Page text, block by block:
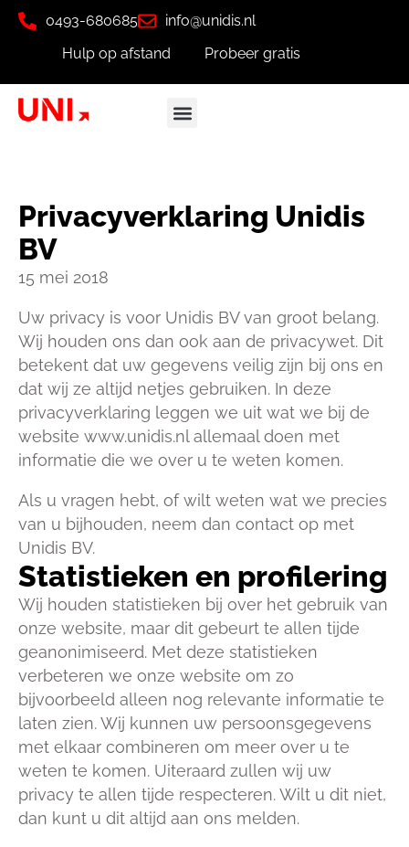
0493-680685
info@unidis.nl
Hulp op afstand
Probeer gratis
Privacyverklaring Unidis
BV
15 mei 2018
Uw privacy is voor Unidis BV van groot belang.
Wij houden ons dan ook aan de privacywet. Dit
betekent dat uw gegevens veilig zijn bij ons en
dat wij ze altijd netjes gebruiken. In deze
privacyverklaring leggen we uit wat we bij de
website www.unidis.nl allemaal doen met
informatie die we over u te weten komen.
Als u vragen hebt, of wilt weten wat we precies
van u bijhouden, neem dan contact op met
Unidis BV.
Statistieken en profilering
Wij houden statistieken bij over het gebruik van
onze website, maar dit gebeurt te allen tijde
geanonimiseerd. Met deze statistieken
verbeteren we onze website om zo
bijvoorbeeld alleen nog relevante informatie te
laten zien. Wij kunnen uw persoonsgegevens
met elkaar combineren om meer over u te
weten te komen. Uiteraard zullen wij uw
privacy te allen tijde respecteren. Wilt u dit niet,
dan kunt u dit altijd aan ons melden.